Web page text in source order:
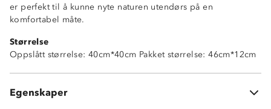
er perfekt til å kunne nyte naturen utendørs på en
komfortabel måte.
Størrelse
Oppslått størrelse: 40cm*40cm Pakket størrelse: 46cm*12cm
Egenskaper
Sammenleggbar
Toppmodell
Høy komfort